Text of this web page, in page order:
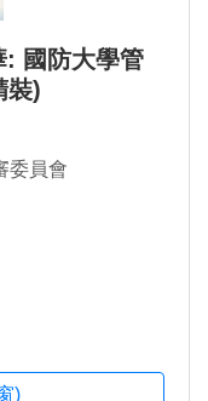
: 國防大學管
裝)
委員會
)